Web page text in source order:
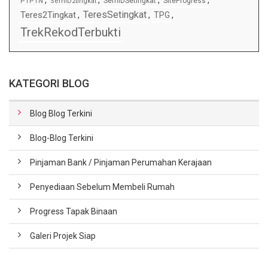
Teres2Tingkat, TeresSetingkat, TPG ,
TrekRekodTerbukti
KATEGORI BLOG
Blog Blog Terkini
Blog-Blog Terkini
Pinjaman Bank / Pinjaman Perumahan Kerajaan
Penyediaan Sebelum Membeli Rumah
Progress Tapak Binaan
Galeri Projek Siap